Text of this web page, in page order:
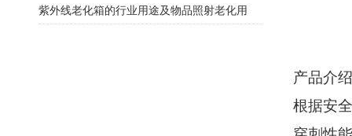
产品介绍
根据安
紫外线老化箱的行业用途及物品照射老化用